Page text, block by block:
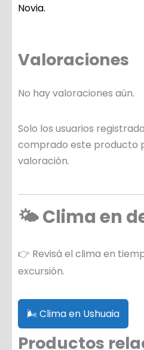
Novia.
Valoraciones
No hay valoraciones aún.
Solo los usuarios
comprado este producto
valoración.
🌤️ Clima en
👉 Revisá el clima en
excursión.
🌬️ Clima en Ushuaia
Productos